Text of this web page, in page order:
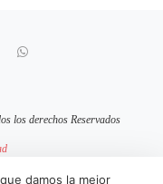
los derechos Reservados
damos la mejor